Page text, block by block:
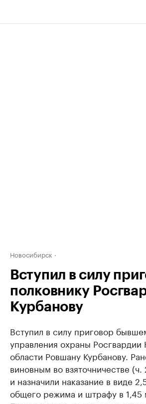
Новосибирск
Вступил в силу
полковнику
Курбанову
Вступил в силу приговор
управления охраны
области Ровшану Курбанову.
виновным во взяточничестве
и назначили наказание в виде
общего режима и штрафу в 1,45